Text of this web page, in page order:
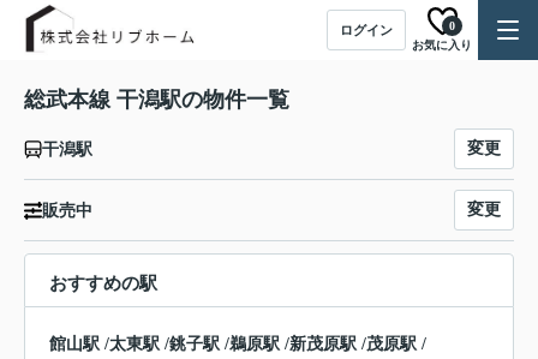
ログイン
お気に入り
0
総武本線 干潟駅の物件一覧
干潟駅 変更
販売中 変更
おすすめの駅
館山駅 /太東駅 /銚子駅 /鵜原駅 /新茂原駅 /茂原駅 /